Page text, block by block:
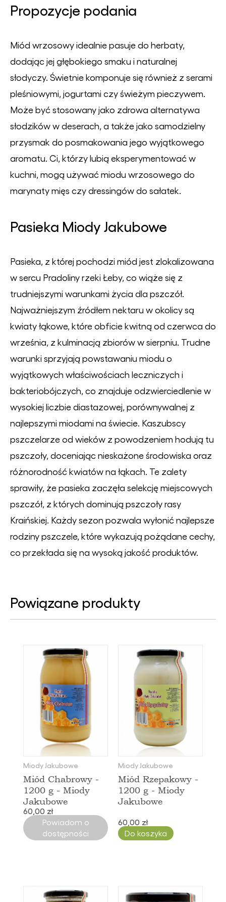
Propozycje podania
Miód wrzosowy idealnie pasuje do herbaty,
dodając jej głębokiego smaku i naturalnej
słodyczy. Świetnie komponuje się również z serami
pleśniowymi, jogurtami czy świeżym pieczywem.
Może być stosowany jako zdrowa alternatywa
słodzików w deserach, a także jako samodzielny
przysmak do posmakowania jego wyjątkowego
aromatu. Ci, którzy lubią eksperymentować w
kuchni, mogą używać miodu wrzosowego do
marynaty mięs czy dressingów do sałatek.
Pasieka Miody Jakubowe
Pasieka, z której pochodzi miód jest zlokalizowana
w sercu Pradoliny rzeki Łeby, co wiąże się z
trudniejszymi warunkami życia dla pszczół.
Najważniejszym źródłem nektaru w okolicy są
kwiaty łąkowe, które obficie kwitną od czerwca do
września, z kulminacją zbiorów w sierpniu. Trudne
warunki sprzyjają powstawaniu miodu o
wyjątkowych właściwościach leczniczych i
bakteriobójczych, co znajduje odzwierciedlenie w
wysokiej liczbie diastazowej, porównywalnej z
najlepszymi miodami na świecie. Kaszubscy
pszczelarze od wieków z powodzeniem hodują tu
pszczoły, doceniając nieskażone środowiska oraz
różnorodność kwiatów na łąkach. Te zalety
sprawiły, że pasieka zaczęła selekcję miejscowych
pszczół, z których dominują pszczoły rasy
Kraińskiej. Każdy sezon pozwala wyłonić najlepsze
rodziny pszczele, które wykazują pożądane cechy,
co przekłada się na wysoką jakość produktów.
Powiązane produkty
Miody Jakubowe
Miód Chabrowy -
1200 g - Miody
Jakubowe
60,00 zł
Powiadom o
dostępności
Miody Jakubowe
Miód Rzepakowy -
1200 g - Miody
Jakubowe
60,00 zł
Do koszyka